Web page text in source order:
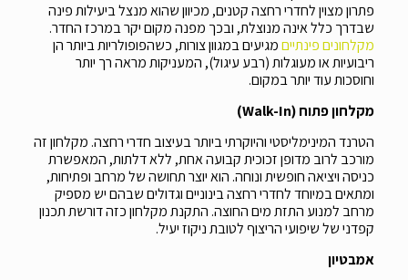
פתרון מצוין לחדרי רחצה קטנים, מכיוון שהוא מנצל ביעילות פינה
שבדרך כלל אינה מנוצלת, ובכך מפנה מקום יקר במרכז החדר.
מקלחונים פינתייםמגיעים במגוון צורות, כשהפופולריות ביותר הן
ריבועיות או מעוגלות (רבע עיגול), המעניקות מראה רך יותר
וחוסכות עוד יותר במקום.
מקלחון פתוח (Walk-In)
הטרנד המינימליסטי והיוקרתי ביותר בעיצוב חדרי רחצה. מקלחון זה
מורכב לרוב מדופן זכוכית קבועה אחת, ללא דלתות, המאפשרת
כניסה ויציאה חופשית ונוחה. הוא יוצר תחושה של מרחב ופתיחות,
ומתאים במיוחד לחדרי רחצה בינוניים וגדולים שבהם יש מספיק
מרחב למנוע התזת מים החוצה. התקנת מקלחון כזה דורשת תכנון
קפדני של שיפועי הריצוף לטובת ניקוז יעיל.
אמבטיון